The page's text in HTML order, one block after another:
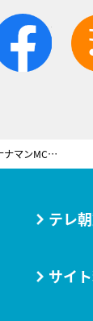
バナナマンMCの新番組『ソノサキ』、初回は知念侑李・生駒里奈ら登場！
テレ
サイ